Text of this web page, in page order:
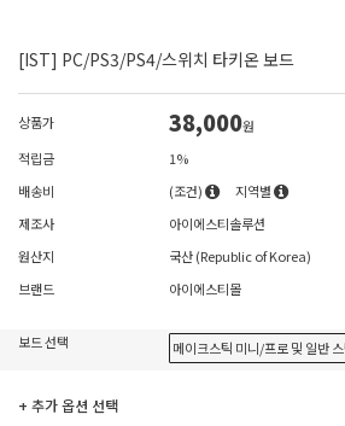
[IST] PC/PS3/PS4/스위치 타키온 보드
상품가 38,000원
적립금
1%
배송비
(조건)
지역별
제조사
아이에스티솔루션
원산지
국산 (Republic of Korea)
브랜드
아이에스티몰
보드 선택 메이크스틱 미니/프로 및 일반
+ 추가 옵션 선택